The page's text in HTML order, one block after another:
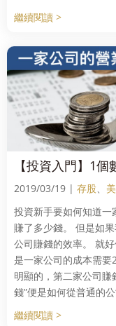
繼續閱讀 >
【投資入門】1
2019/03/19 | 存股、
投資新手要如何知道一
賺了多少錢。 但是如
公司賺錢的效率。 就
是一家公司的成本需
明顯的，第二家公司賺
錢”便是如何從普通的
繼續閱讀 >